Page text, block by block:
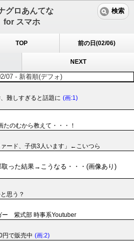
グロあんてな
for スマホ
検索
TOP 前の日(02/06)
NEXT
07 - 新着順(デフォ)
難しすぎると話題に (画:1)
たのむから教えて・・・！
ード、子供3人います」←こいつら
取った結果→こうなる・・・(画像あり)
思う？
ー 紫式部 時事系Youtuber
円で販売中 (画:2)